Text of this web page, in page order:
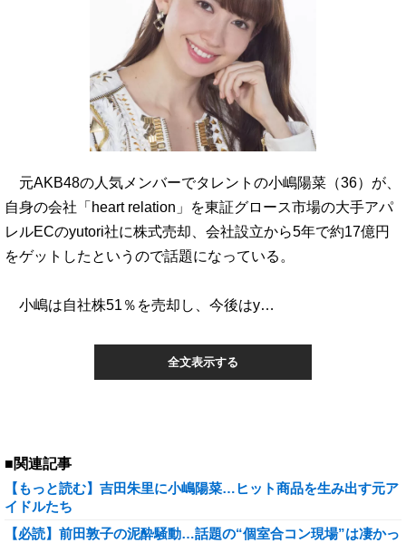
元AKB48の人気メンバーでタレントの小嶋陽菜（36）が、
自身の会社「heart relation」を東証グロース市場の大手アパ
レルECのyutori社に株式売却、会社設立から5年で約17億円
をゲットしたというので話題になっている。
小嶋は自社株51％を売却し、今後はy…
全文表示する
■関連記事
【もっと読む】吉田朱里に小嶋陽菜…ヒット商品を生み出す元ア
イドルたち
【必読】前田敦子の泥酔騒動…話題の“個室合コン現場”は凄かっ